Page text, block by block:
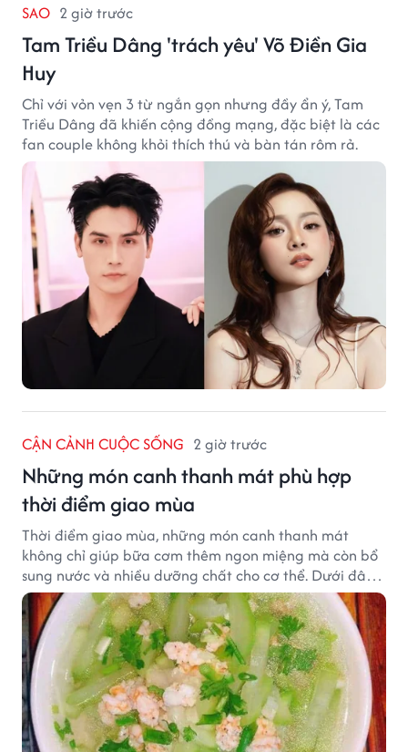
SAO 2 giờ trước
Tam Triều Dâng 'trách yêu' Võ Điền Gia
Huy
Chỉ với vỏn vẹn 3 từ ngắn gọn nhưng đầy ẩn ý, Tam
Triều Dâng đã khiến cộng đồng mạng, đặc biệt là các
fan couple không khỏi thích thú và bàn tán rôm rả.
CẬN CẢNH CUỘC SỐNG 2 giờ trước
Những món canh thanh mát phù hợp
thời điểm giao mùa
Thời điểm giao mùa, những món canh thanh mát
không chỉ giúp bữa cơm thêm ngon miệng mà còn bổ
sung nước và nhiều dưỡng chất cho cơ thể. Dưới đây
là một số món canh đơn giản, dễ nấu, phù hợp cho cả
gia đình.